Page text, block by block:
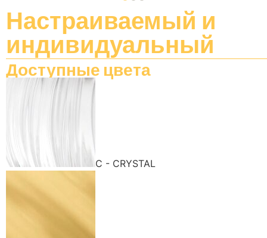
Настраиваемый и
индивидуальный
Доступные цвета
C - CRYSTAL